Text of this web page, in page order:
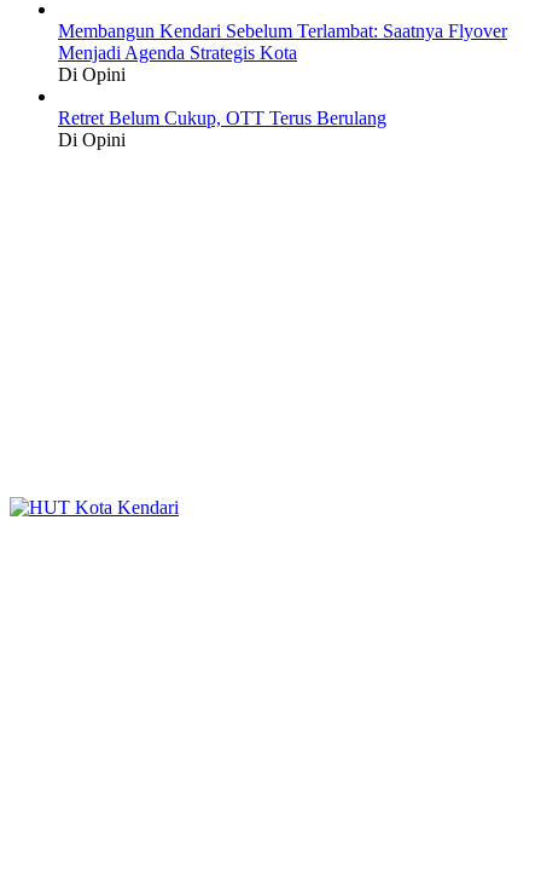
Membangun Kendari Sebelum Terlambat: Saatnya Flyover
Menjadi Agenda Strategis Kota
Di Opini
Retret Belum Cukup, OTT Terus Berulang
Di Opini